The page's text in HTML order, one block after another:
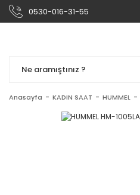
0530-016-31-55
Anasayfa KADIN SAAT HUMMEL